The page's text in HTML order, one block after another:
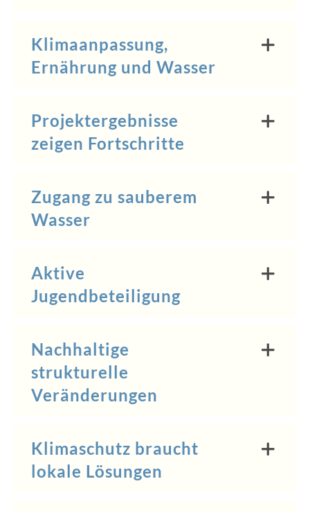
Klimaanpassung,
Ernährung und Wasser
Projektergebnisse
zeigen Fortschritte
Zugang zu sauberem
Wasser
Aktive
Jugendbeteiligung
Nachhaltige
strukturelle
Veränderungen
Klimaschutz braucht
lokale Lösungen